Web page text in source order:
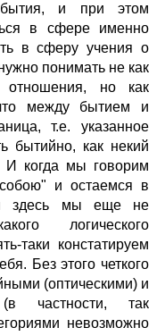
и при этом
в сфере именно
в сферу учения о
понимать не как
отношения, но как
между бытием и
т.е. указанное
бытийно, как некий
И когда мы говорим
и остаемся в
здесь мы еще не
логического
таки констатируем
Без этого четкого
(оптическими) и
частности, так
невозможно